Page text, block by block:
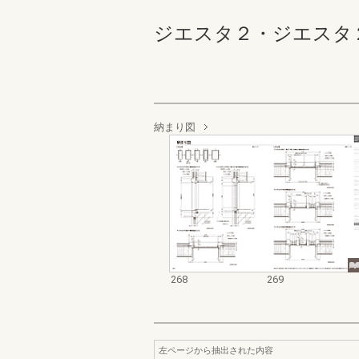
ジエスタ２・ジエスタ
納まり図
268 269
左ページから抽出された内容